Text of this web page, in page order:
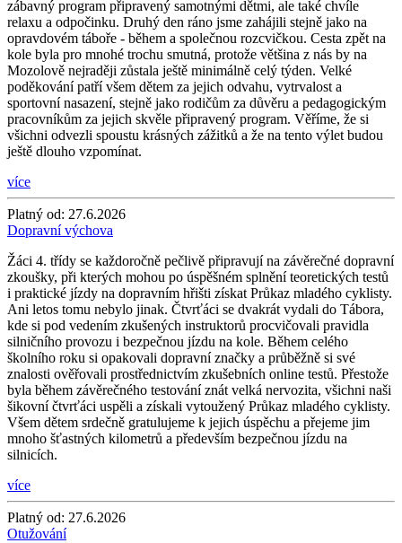
zábavný program připravený samotnými dětmi, ale také chvíle
relaxu a odpočinku. Druhý den ráno jsme zahájili stejně jako na
opravdovém táboře - během a společnou rozcvičkou. Cesta zpět na
kole byla pro mnohé trochu smutná, protože většina z nás by na
Mozolově nejraději zůstala ještě minimálně celý týden. Velké
poděkování patří všem dětem za jejich odvahu, vytrvalost a
sportovní nasazení, stejně jako rodičům za důvěru a pedagogickým
pracovníkům za jejich skvěle připravený program. Věříme, že si
všichni odvezli spoustu krásných zážitků a že na tento výlet budou
ještě dlouho vzpomínat.
více
Platný od: 27.6.2026
Dopravní výchova
Žáci 4. třídy se každoročně pečlivě připravují na závěrečné dopravní
zkoušky, při kterých mohou po úspěšném splnění teoretických testů
i praktické jízdy na dopravním hřišti získat Průkaz mladého cyklisty.
Ani letos tomu nebylo jinak. Čtvrťáci se dvakrát vydali do Tábora,
kde si pod vedením zkušených instruktorů procvičovali pravidla
silničního provozu i bezpečnou jízdu na kole. Během celého
školního roku si opakovali dopravní značky a průběžně si své
znalosti ověřovali prostřednictvím zkušebních online testů. Přestože
byla během závěrečného testování znát velká nervozita, všichni naši
šikovní čtvrťáci uspěli a získali vytoužený Průkaz mladého cyklisty.
Všem dětem srdečně gratulujeme k jejich úspěchu a přejeme jim
mnoho šťastných kilometrů a především bezpečnou jízdu na
silnicích.
více
Platný od: 27.6.2026
Otužování